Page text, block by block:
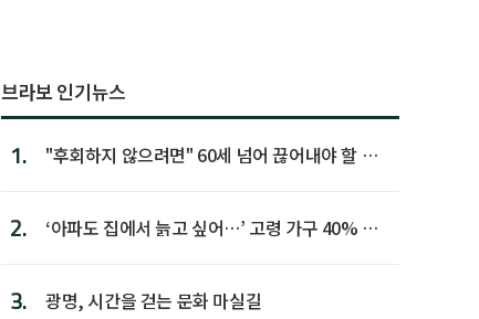
브라보 인기뉴스
1.
"후회하지 않으려면" 60세 넘어 끊어내야 할 사
2.
‘아파도 집에서 늙고 싶어…’ 고령 가구 40% 노
3. 광명, 시간을 걷는 문화 마실길